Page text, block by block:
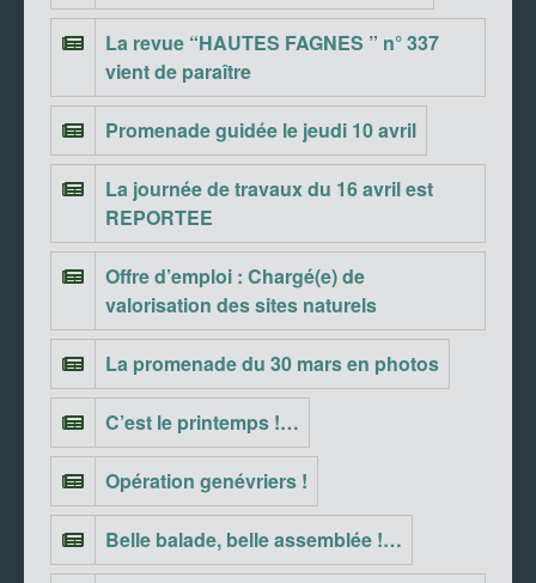
La revue “HAUTES FAGNES ” n° 337
vient de paraître
Promenade guidée le jeudi 10 avril
La journée de travaux du 16 avril est
REPORTEE
Offre d’emploi : Chargé(e) de
valorisation des sites naturels
La promenade du 30 mars en photos
C’est le printemps !…
Opération genévriers !
Belle balade, belle assemblée !…